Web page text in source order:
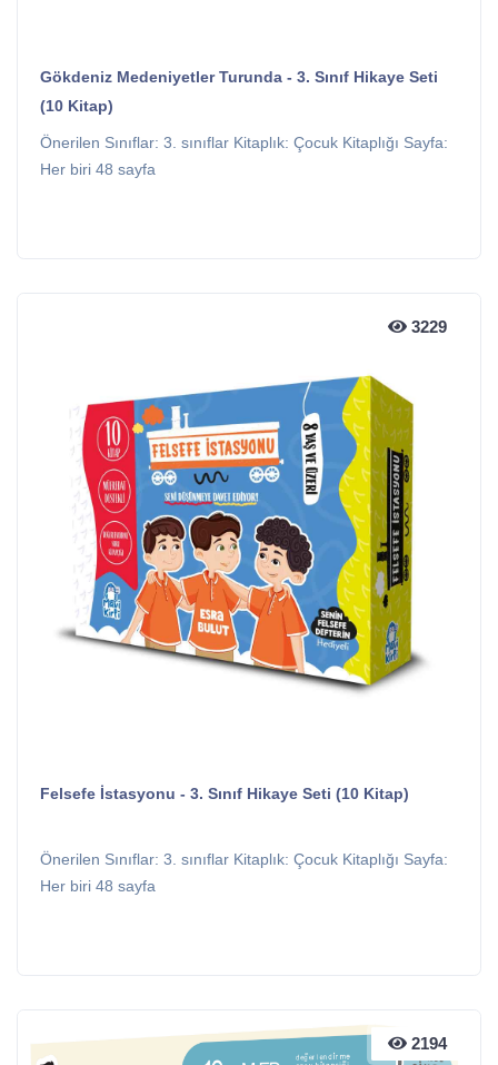
Gökdeniz Medeniyetler Turunda - 3. Sınıf Hikaye Seti
(10 Kitap)
Önerilen Sınıflar: 3. sınıflar Kitaplık: Çocuk Kitaplığı Sayfa:
Her biri 48 sayfa
3229
3229
Felsefe İstasyonu - 3. Sınıf Hikaye Seti (10 Kitap)
Önerilen Sınıflar: 3. sınıflar Kitaplık: Çocuk Kitaplığı Sayfa:
Her biri 48 sayfa
2194
2194